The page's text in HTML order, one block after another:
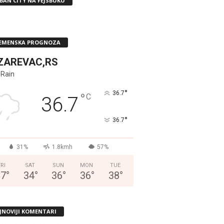
PROGNOZA
36.7 °C 36.7°
36.7°
31% 1.8kmh 57%
°
SAT
34°
SUN
36°
MON
36°
TUE
38°
KOMENTARI